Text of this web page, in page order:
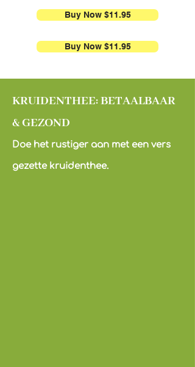
Buy Now $11.95
Buy Now $11.95
KRUIDENTHEE: BETAALBAAR
& GEZOND
Doe het rustiger aan met een vers
gezette kruidenthee.